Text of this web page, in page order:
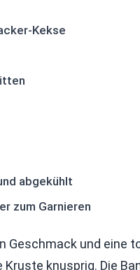
Kekse
abgekühlt
zum Garnieren
Geschmack und eine
knusprig. Die